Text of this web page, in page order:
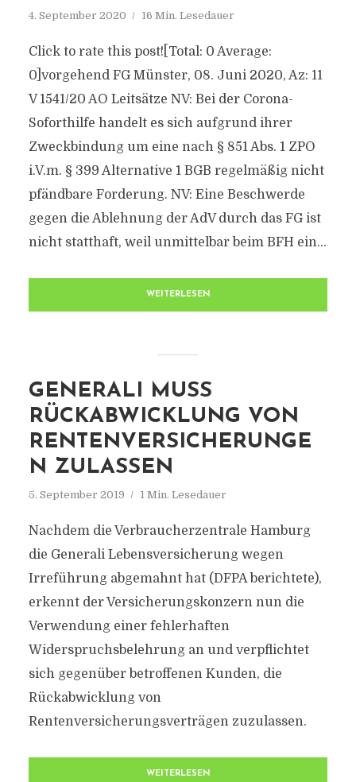
4. September 2020 16 Min. Lesedauer
Click to rate this post![Total: 0 Average:
0]vorgehend FG Münster, 08. Juni 2020, Az: 11
V 1541/20 AO Leitsätze NV: Bei der Corona-
Soforthilfe handelt es sich aufgrund ihrer
Zweckbindung um eine nach § 851 Abs. 1 ZPO
i.V.m. § 399 Alternative 1 BGB regelmäßig nicht
pfändbare Forderung. NV: Eine Beschwerde
gegen die Ablehnung der AdV durch das FG ist
nicht statthaft, weil unmittelbar beim BFH ein...
WEITERLESEN
GENERALI MUSS
RÜCKABWICKLUNG VON
RENTENVERSICHERUNGE
N ZULASSEN
5. September 2019 1 Min. Lesedauer
Nachdem die Verbraucherzentrale Hamburg
die Generali Lebensversicherung wegen
Irreführung abgemahnt hat (DFPA berichtete),
erkennt der Versicherungskonzern nun die
Verwendung einer fehlerhaften
Widerspruchsbelehrung an und verpflichtet
sich gegenüber betroffenen Kunden, die
Rückabwicklung von
Rentenversicherungsverträgen zuzulassen.
WEITERLESEN